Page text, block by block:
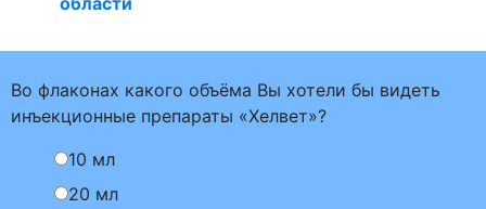
Во флаконах какого объёма Вы хотели бы видеть
инъекционные препараты «Хелвет»?
10 мл
20 мл